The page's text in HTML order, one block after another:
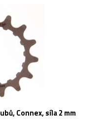
Connex, síla 2 mm